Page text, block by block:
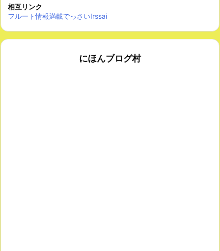
相互リンク
フルート情報満載でっさいIrssai
にほんブログ村